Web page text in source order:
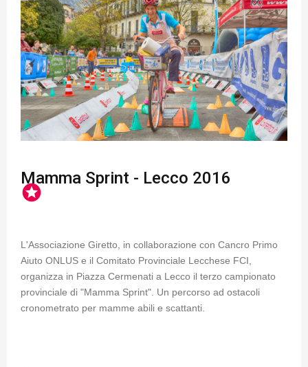
Mamma Sprint - Lecco 2016
stars
L'Associazione Giretto, in collaborazione con Cancro Primo
Aiuto ONLUS e il Comitato Provinciale Lecchese FCI,
organizza in Piazza Cermenati a Lecco il terzo campionato
provinciale di "Mamma Sprint". Un percorso ad ostacoli
cronometrato per mamme abili e scattanti.